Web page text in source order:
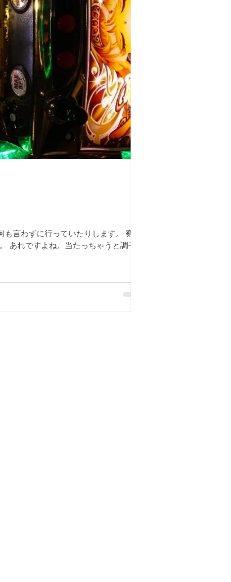
言わずに行っていたりします。 察し
あれですよね。当たっちゃうと調子